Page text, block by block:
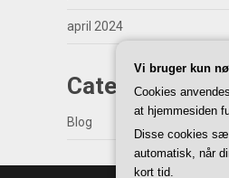
april 2024
Categories
Blog
Vi bruger kun
Cookies
at hjemmesiden
Disse cookies
automatisk, når
kort tid.